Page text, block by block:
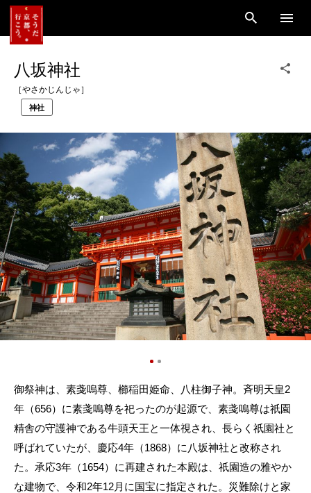
八坂神社
［やさかじんじゃ］
神社
御祭神は、素戔嗚尊、櫛稲田姫命、八柱御子神。斉明天皇2
年（656）に素戔嗚尊を祀ったのが起源で、素戔嗚尊は祇園
精舎の守護神である牛頭天王と一体視され、長らく祇園社と
呼ばれていたが、慶応4年（1868）に八坂神社と改称され
た。承応3年（1654）に再建された本殿は、祇園造の雅やか
な建物で、令和2年12月に国宝に指定された。災難除けと家